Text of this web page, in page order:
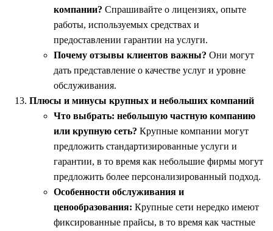
компании? Спрашивайте о лицензиях, опыте
работы, используемых средствах и
предоставлении гарантии на услуги.
Почему отзывы клиентов важны? Они могут
дать представление о качестве услуг и уровне
обслуживания.
Плюсы и минусы крупных и небольших компаний
Что выбрать: небольшую частную компанию
или крупную сеть? Крупные компании могут
предложить стандартизированные услуги и
гарантии, в то время как небольшие фирмы могут
предложить более персонализированный подход.
Особенности обслуживания и
ценообразования: Крупные сети нередко имеют
фиксированные прайсы, в то время как частные